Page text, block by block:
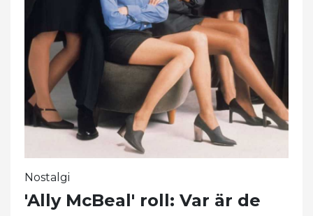
Nostalgi
'Ally McBeal' roll: Var är de